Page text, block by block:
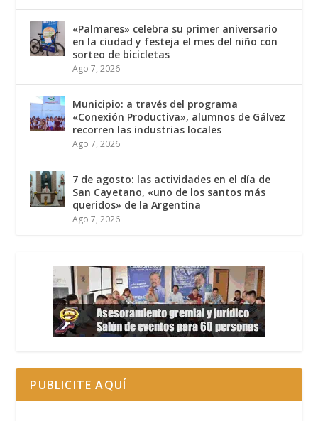
«Palmares» celebra su primer aniversario
en la ciudad y festeja el mes del niño con
sorteo de bicicletas
Ago 7, 2026
Municipio: a través del programa
«Conexión Productiva», alumnos de Gálvez
recorren las industrias locales
Ago 7, 2026
7 de agosto: las actividades en el día de
San Cayetano, «uno de los santos más
queridos» de la Argentina
Ago 7, 2026
PUBLICITE AQUÍ